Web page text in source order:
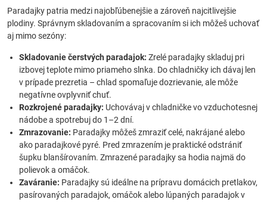
Paradajky patria medzi najobľúbenejšie a zároveň najcitlivejšie
plodiny. Správnym skladovaním a spracovaním si ich môžeš uchovať
aj mimo sezóny:
Skladovanie čerstvých paradajok: Zrelé paradajky skladuj pri
izbovej teplote mimo priameho slnka. Do chladničky ich dávaj len
v prípade prezretia – chlad spomaľuje dozrievanie, ale môže
negatívne ovplyvniť chuť.
Rozkrojené paradajky: Uchovávaj v chladničke vo vzduchotesnej
nádobe a spotrebuj do 1–2 dní.
Zmrazovanie: Paradajky môžeš zmraziť celé, nakrájané alebo
ako paradajkové pyré. Pred zmrazením je praktické odstrániť
šupku blanšírovaním. Zmrazené paradajky sa hodia najmä do
polievok a omáčok.
Zaváranie: Paradajky sú ideálne na prípravu domácich pretlakov,
pasírovaných paradajok, omáčok alebo lúpaných paradajok v